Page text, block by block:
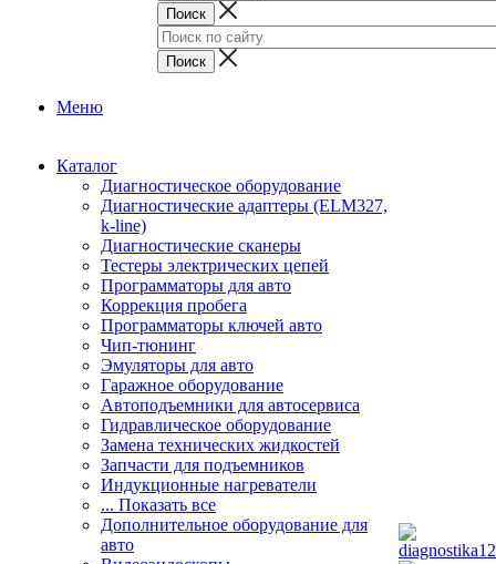
Меню
Каталог
Диагностическое оборудование
Диагностические адаптеры (ELM327,
k-line)
Диагностические сканеры
Тестеры электрических цепей
Программаторы для авто
Коррекция пробега
Программаторы ключей авто
Чип-тюнинг
Эмуляторы для авто
Гаражное оборудование
Автоподъемники для автосервиса
Гидравлическое оборудование
Замена технических жидкостей
Запчасти для подъемников
Индукционные нагреватели
... Показать все
Дополнительное оборудование для
авто